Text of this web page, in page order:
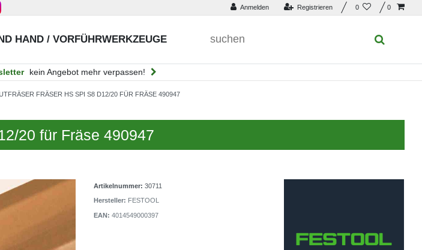
Anmelden Registrieren 0 0
HAND / VORFÜHRWERKZEUGE
kein Angebot mehr verpassen!
FRÄSER HS SPI S8 D12/20 FÜR FRÄSE 490947
20 für Fräse 490947
Artikelnummer: 30711
Hersteller: FESTOOL
EAN: 4014549000397